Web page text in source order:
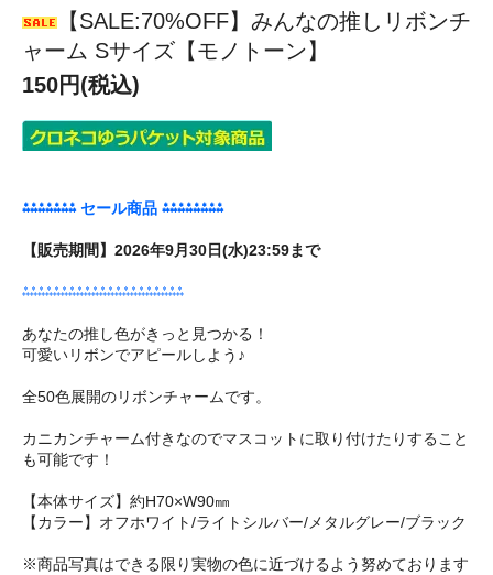
【SALE:70%OFF】みんなの推しリボンチ
ャーム Sサイズ【モノトーン】
150円(税込)
⁂⁂⁂⁂⁂⁂⁂ セール商品 ⁂⁂⁂⁂⁂⁂⁂⁂
【販売期間】2026年9月30日(水)23:59まで
⁂⁂⁂⁂⁂⁂⁂⁂⁂⁂⁂⁂⁂⁂⁂⁂⁂⁂⁂⁂⁂
あなたの推し色がきっと見つかる！
可愛いリボンでアピールしよう♪
全50色展開のリボンチャームです。
カニカンチャーム付きなのでマスコットに取り付けたりすること
も可能です！
【本体サイズ】約H70×W90㎜
【カラー】オフホワイト/ライトシルバー/メタルグレー/ブラック
※商品写真はできる限り実物の色に近づけるよう努めております